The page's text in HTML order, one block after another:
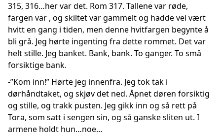
315, 316…her var det. Rom 317. Tallene var røde,
fargen var , og skiltet var gammelt og hadde vel vært
hvitt en gang i tiden, men denne hvitfargen begynte å
bli grå. Jeg hørte ingenting fra dette rommet. Det var
helt stille. Jeg banket. Bank, bank. To ganger. To små
forsiktige bank.
-”Kom inn!” Hørte jeg innenfra. Jeg tok tak i
dørhåndtaket, og skjøv det ned. Åpnet døren forsiktig
og stille, og trakk pusten. Jeg gikk inn og så rett på
Tora, som satt i sengen sin, og så ganske sliten ut. I
armene holdt hun…noe…